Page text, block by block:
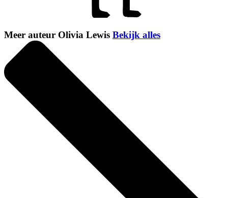
Meer auteur Olivia Lewis Bekijk alles